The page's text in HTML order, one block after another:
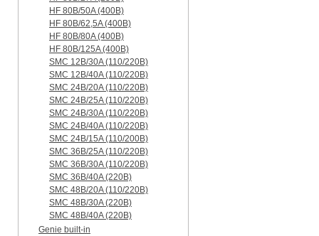
HF 80B/50A (400B)
HF 80B/62,5A (400B)
HF 80B/80A (400B)
HF 80B/125A (400B)
SMC 12B/30A (110/220B)
SMC 12B/40A (110/220B)
SMC 24B/20A (110/220B)
SMC 24B/25A (110/220B)
SMC 24B/30A (110/220B)
SMC 24B/40A (110/220B)
SMC 24B/15A (110/200B)
SMC 36B/25A (110/220B)
SMC 36B/30A (110/220B)
SMC 36B/40A (220B)
SMC 48B/20A (110/220B)
SMC 48B/30A (220B)
SMC 48B/40A (220B)
Genie built-in